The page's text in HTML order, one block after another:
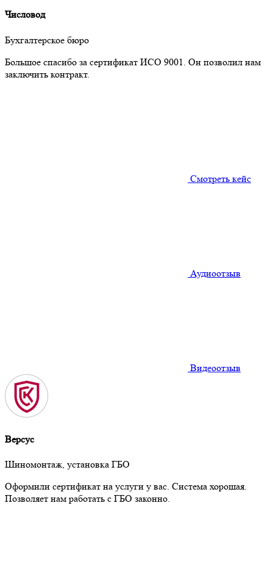
Числовод
Бухгалтерское бюро
Большое спасибо за сертификат ИСО 9001. Он позволил нам
заключить контракт.
Смотреть кейс
Аудиоотзыв
Видеоотзыв
Версус
Шиномонтаж, установка ГБО
Оформили сертификат на услуги у вас. Система хорошая.
Позволяет нам работать с ГБО законно.